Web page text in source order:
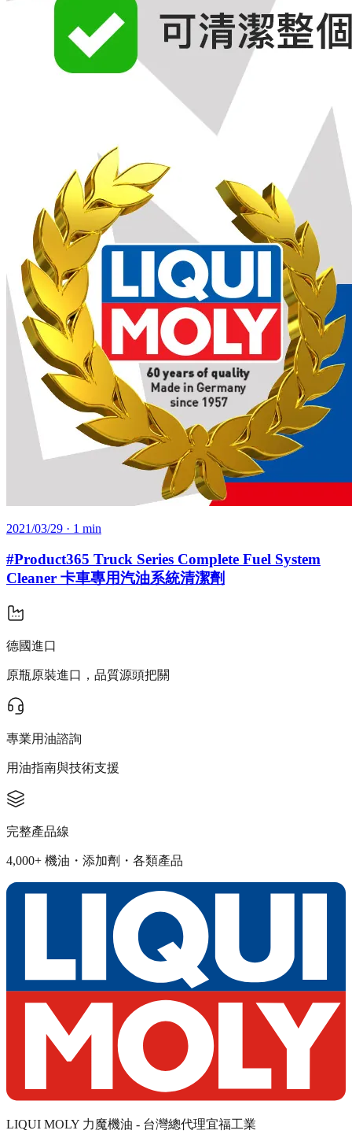
2021/03/29 · 1 min
#Product365 Truck Series Complete Fuel System
Cleaner 卡車專用汽油系統清潔劑
德國進口
原瓶原裝進口，品質源頭把關
專業用油諮詢
用油指南與技術支援
完整產品線
4,000+ 機油・添加劑・各類產品
LIQUI MOLY 力魔機油 - 台灣總代理宜福工業